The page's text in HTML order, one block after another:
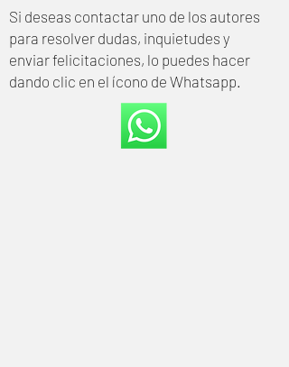
Si deseas contactar uno de los autores
para resolver dudas, inquietudes y
enviar felicitaciones, lo puedes hacer
dando clic en el ícono de Whatsapp.